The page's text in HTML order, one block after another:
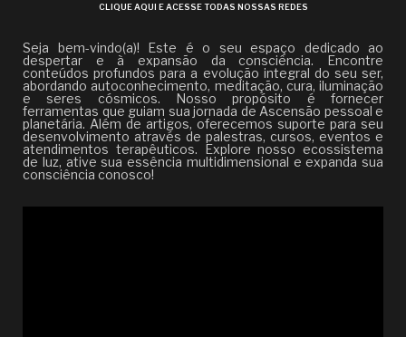
CLIQUE AQUI E ACESSE TODAS NOSSAS REDES
Seja bem-vindo(a)! Este é o seu espaço dedicado ao
despertar e à expansão da consciência. Encontre
conteúdos profundos para a evolução integral do seu ser,
abordando autoconhecimento, meditação, cura, iluminação
e seres cósmicos. Nosso propósito é fornecer
ferramentas que guiam sua jornada de Ascensão pessoal e
planetária. Além de artigos, oferecemos suporte para seu
desenvolvimento através de palestras, cursos, eventos e
atendimentos terapêuticos. Explore nosso ecossistema
de luz, ative sua essência multidimensional e expanda sua
consciência conosco!